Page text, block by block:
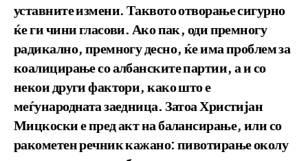
уставните измени. Таквото отворање сигурно
ќе ги чини гласови. Ако пак, оди премногу
радикално, премногу десно, ќе има проблем за
коалицирање со албанските партии, а и со
некои други фактори, како што е
меѓународната заедница. Затоа Христијан
Мицкоски е пред акт на балансирање, или со
ракометен речник кажано: пивотирање околу